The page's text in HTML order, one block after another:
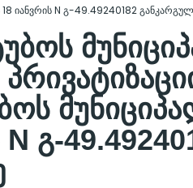
იანვრის N გ-49.49240182
N გ-